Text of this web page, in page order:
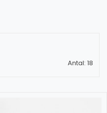
Antal: 18